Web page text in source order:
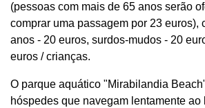
(pessoas com mais de 65 anos serão
comprar uma passagem por 23 euros),
anos - 20 euros, surdos-mudos - 20
euros / crianças.
O parque aquático "Mirabilandia
hóspedes que navegam lentamente